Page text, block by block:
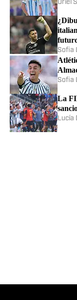
Uriel
Sofia
Sofia
La
Lucía